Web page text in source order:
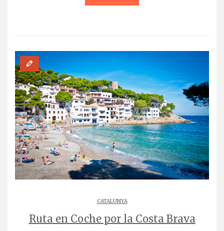
CATALUNYA
Ruta en Coche por la Costa Brava